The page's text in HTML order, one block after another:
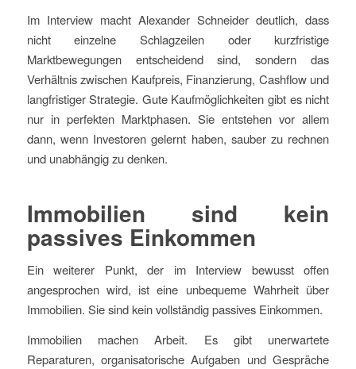
Im Interview macht Alexander Schneider deutlich, dass
nicht einzelne Schlagzeilen oder kurzfristige
Marktbewegungen entscheidend sind, sondern das
Verhältnis zwischen Kaufpreis, Finanzierung, Cashflow und
langfristiger Strategie. Gute Kaufmöglichkeiten gibt es nicht
nur in perfekten Marktphasen. Sie entstehen vor allem
dann, wenn Investoren gelernt haben, sauber zu rechnen
und unabhängig zu denken.
Immobilien sind kein
passives Einkommen
Ein weiterer Punkt, der im Interview bewusst offen
angesprochen wird, ist eine unbequeme Wahrheit über
Immobilien. Sie sind kein vollständig passives Einkommen.
Immobilien machen Arbeit. Es gibt unerwartete
Reparaturen, organisatorische Aufgaben und Gespräche